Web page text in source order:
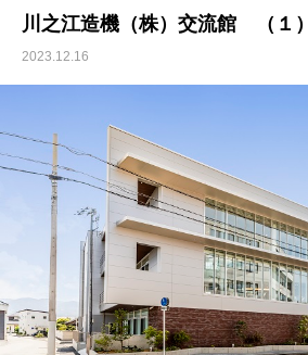
川之江造機（株）交流館 （１）
2023.12.16